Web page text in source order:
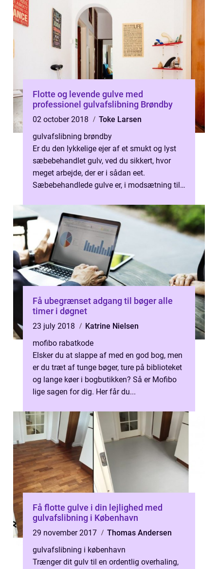
Flotte og levende gulve med
professionel gulvafslibning Brøndby
02 october 2018
Toke Larsen
gulvafslibning brøndby
Er du den lykkelige ejer af et smukt og lyst
sæbebehandlet gulv, ved du sikkert, hvor
meget arbejde, der er i sådan eet.
Sæbebehandlede gulve er, i modsætning til
Få ubegrænset adgang til bøger alle
timer i døgnet
23 july 2018
Katrine Nielsen
mofibo rabatkode
Elsker du at slappe af med en god bog, men
er du træt af tunge bøger, ture på biblioteket
og lange køer i bogbutikken? Så er Mofibo
lige sagen for dig. Her får du...
Få flotte gulve i din lejlighed med
gulvafslibning i København
29 november 2017
Thomas Andersen
gulvafslibning i københavn
Trænger dit gulv til en ordentlig overhaling,